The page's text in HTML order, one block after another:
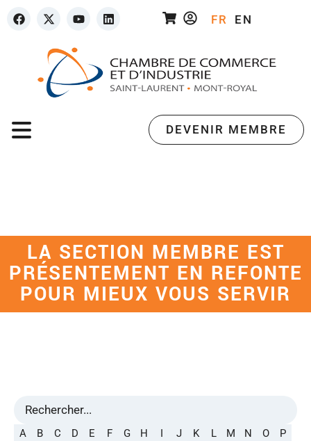
FR EN
DEVENIR MEMBRE
LA SECTION MEMBRE EST
PRÉSENTEMENT EN REFONTE
POUR MIEUX VOUS SERVIR
A B C D E F G H I J K L M N O
P